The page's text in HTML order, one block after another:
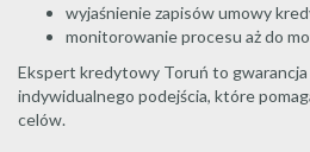
wyjaśnienie zapisów umowy
monitorowanie procesu aż do
Ekspert kredytowy Toruń to
indywidualnego podejścia, które
celów.